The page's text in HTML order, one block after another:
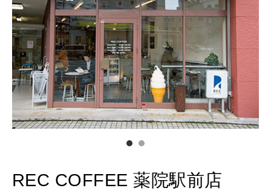
TRAVEL
どこ行く？
FORTUNE
明日のわたし
[12星座別] Weekly Holoscope
[12星座別] Monthly Love Holoscope
自分にやさしく
REC COFFEE 薬院駅前店